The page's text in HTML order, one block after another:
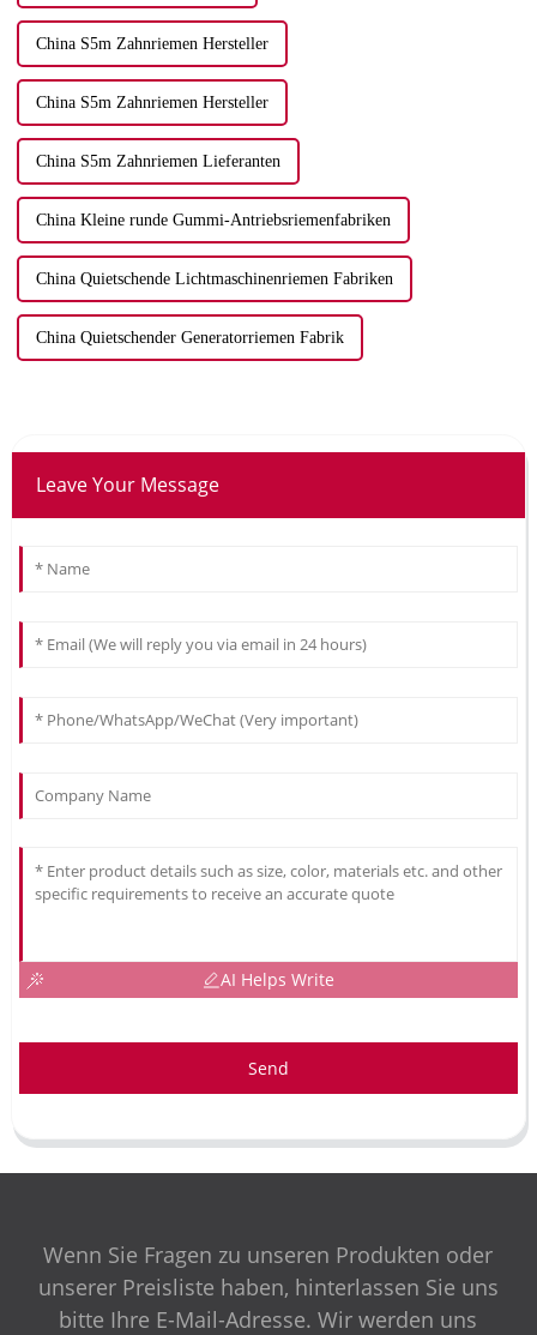
China S5m Zahnriemen Hersteller
China S5m Zahnriemen Hersteller
China S5m Zahnriemen Lieferanten
China Kleine runde Gummi-Antriebsriemenfabriken
China Quietschende Lichtmaschinenriemen Fabriken
China Quietschender Generatorriemen Fabrik
Leave Your Message
AI Helps Write
Send
Wenn Sie Fragen zu unseren Produkten oder
unserer Preisliste haben, hinterlassen Sie uns
bitte Ihre E-Mail-Adresse. Wir werden uns